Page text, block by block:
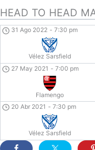
HEAD TO HEAD
31 Ago 2022 - 7:30 pm
Vélez Sarsfield
27 May 2021 - 7:00 pm
Flamengo
20 Abr 2021 - 7:30 pm
Vélez Sarsfield